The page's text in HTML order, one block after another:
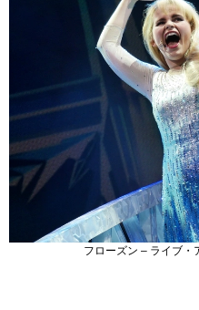
フローズン – ライブ・